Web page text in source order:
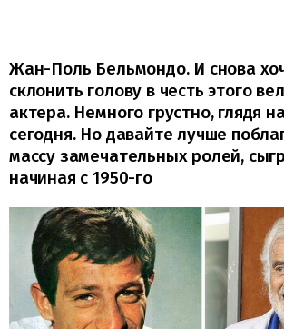
Жан-Поль Бельмондо. И снова
склонить голову в честь этого
актера. Немного грустно, глядя
сегодня. Но давайте лучше
массу замечательных ролей,
начиная с 1950-го